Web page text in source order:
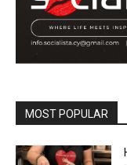
MOST POPULAR